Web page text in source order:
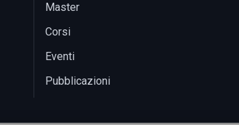
Master
Corsi
Eventi
Pubblicazioni